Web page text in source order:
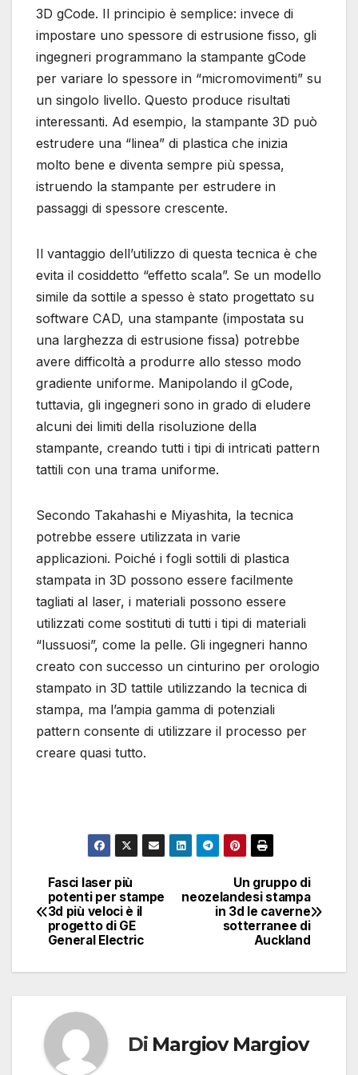
3D gCode. Il principio è semplice: invece di
impostare uno spessore di estrusione fisso, gli
ingegneri programmano la stampante gCode
per variare lo spessore in “micromovimenti” su
un singolo livello. Questo produce risultati
interessanti. Ad esempio, la stampante 3D può
estrudere una “linea” di plastica che inizia
molto bene e diventa sempre più spessa,
istruendo la stampante per estrudere in
passaggi di spessore crescente.
Il vantaggio dell’utilizzo di questa tecnica è che
evita il cosiddetto “effetto scala”. Se un modello
simile da sottile a spesso è stato progettato su
software CAD, una stampante (impostata su
una larghezza di estrusione fissa) potrebbe
avere difficoltà a produrre allo stesso modo
gradiente uniforme. Manipolando il gCode,
tuttavia, gli ingegneri sono in grado di eludere
alcuni dei limiti della risoluzione della
stampante, creando tutti i tipi di intricati pattern
tattili con una trama uniforme.
Secondo Takahashi e Miyashita, la tecnica
potrebbe essere utilizzata in varie
applicazioni. Poiché i fogli sottili di plastica
stampata in 3D possono essere facilmente
tagliati al laser, i materiali possono essere
utilizzati come sostituti di tutti i tipi di materiali
“lussuosi”, come la pelle. Gli ingegneri hanno
creato con successo un cinturino per orologio
stampato in 3D tattile utilizzando la tecnica di
stampa, ma l’ampia gamma di potenziali
pattern consente di utilizzare il processo per
creare quasi tutto.
Navigazione
articoli
Un gruppo di
neozelandesi stampa
in 3d le caverne
sotterranee di
Auckland
Fasci laser più
potenti per stampe
3d più veloci è il
progetto di GE
General Electric
Di Margiov Margiov